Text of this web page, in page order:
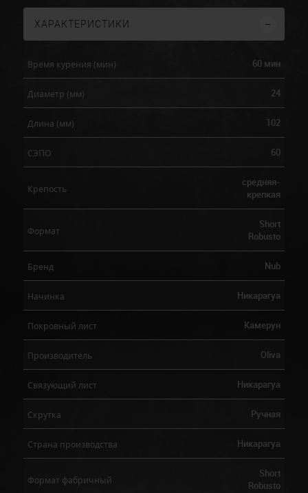
ХАРАКТЕРИСТИКИ
Время курения (мин) 60 мин
Диаметр (мм) 24
Длина (мм) 102
СЭПО 60
Крепость
средняя-
крепкая
Формат
Short
Robusto
Бренд Nub
Начинка Никарагуа
Покровный лист Камерун
Производитель Oliva
Связующий лист Никарагуа
Скрутка Ручная
Страна производства Никарагуа
Формат фабричный
Short
Robusto